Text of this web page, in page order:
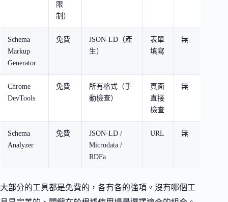
限
制）
Schema
Markup
Generator
免費
JSON-LD（產
生）
表單
填寫
無
Chrome
DevTools
免費
所有格式（手
動檢查）
頁面
直接
檢查
無
Schema
Analyzer
免費
JSON-LD /
Microdata /
RDFa
URL 無
大部分的工具都是免費的，各有各的強項。沒有哪個工